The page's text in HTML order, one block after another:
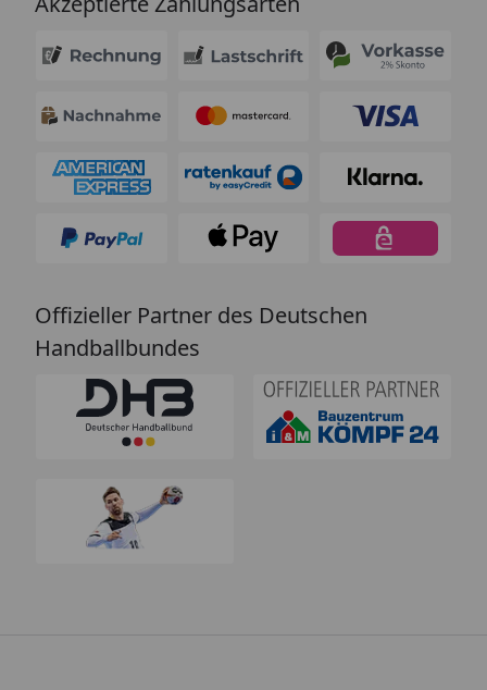
Offizieller Partner des Deutschen
Handballbundes